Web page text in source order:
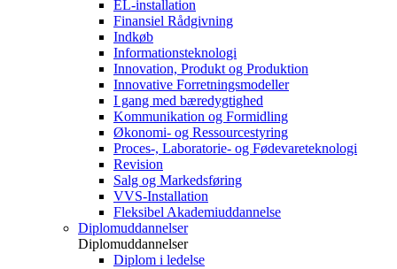
EL-installation
Finansiel Rådgivning
Indkøb
Informationsteknologi
Innovation, Produkt og Produktion
Innovative Forretningsmodeller
I gang med bæredygtighed
Kommunikation og Formidling
Økonomi- og Ressourcestyring
Proces-, Laboratorie- og Fødevareteknologi
Revision
Salg og Markedsføring
VVS-Installation
Fleksibel Akademiuddannelse
Diplomuddannelser
Diplomuddannelser
Diplom i ledelse